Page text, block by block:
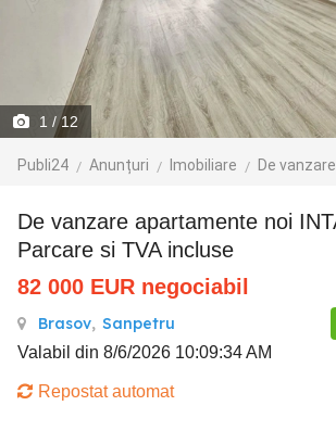
1 / 12
Publi24 Anunțuri Imobiliare De vanzare
De vanzare apartamente noi INTABULATE,
Parcare si TVA incluse
82 000 EUR negociabil
Brasov, Sanpetru
Valabil din 8/6/2026 10:09:34 AM
Repostat automat